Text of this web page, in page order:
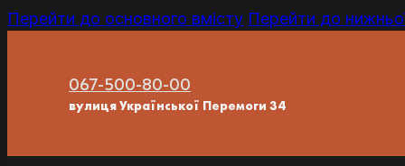
Перейти до основного вмісту Перейти до
067-500-80-00
вулиця Української Перемоги 34